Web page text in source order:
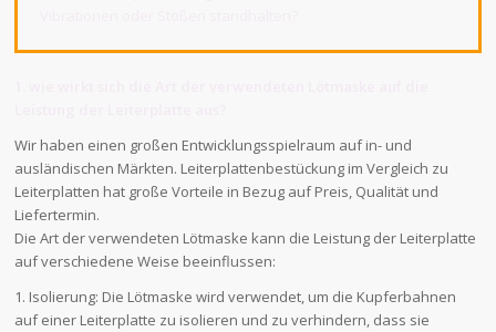
Wir haben einen großen Entwicklungsspielraum auf in- und
ausländischen Märkten. Leiterplattenbestückung im Vergleich zu
Leiterplatten hat große Vorteile in Bezug auf Preis, Qualität und
Liefertermin.
Die Art der verwendeten Lötmaske kann die Leistung der Leiterplatte
auf verschiedene Weise beeinflussen:
1. Isolierung: Die Lötmaske wird verwendet, um die Kupferbahnen
auf einer Leiterplatte zu isolieren und zu verhindern, dass sie